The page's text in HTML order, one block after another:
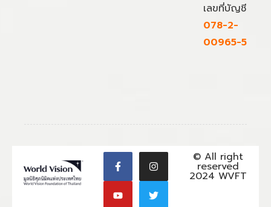
เลขที่บัญชี
078-2-
00965-5
© All right
reserved
2024 WVFT